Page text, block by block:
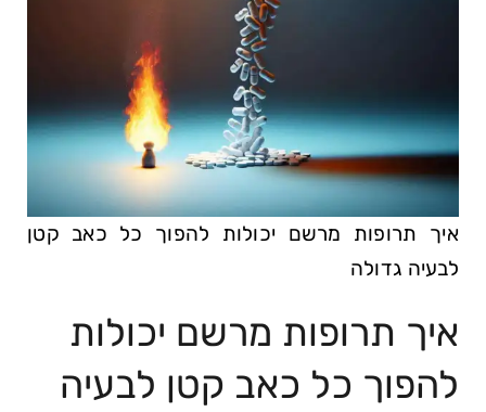
איך ⁤תרופות מרשם‍ יכולות להפוך כל כאב קטן
לבעיה גדולה
איך ⁤תרופות מרשם‍ יכולות
להפוך כל כאב קטן לבעיה